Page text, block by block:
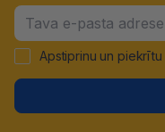
Apstiprinu un piekrītu